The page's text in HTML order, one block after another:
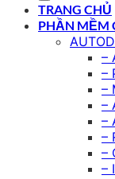
TRANG CHỦ
PHẦN MỀM
–
–
–
–
–
–
–
–